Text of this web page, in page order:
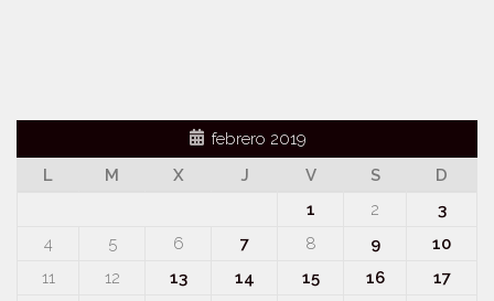
febrero 2019
L
M X J V S
D
1
2
3
4
5 6 7 8 9
10
11
12 13 14 15 16
17